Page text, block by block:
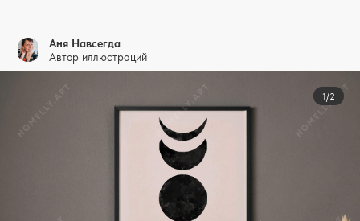
Аня Навсегда
Автор иллюстраций
1/2